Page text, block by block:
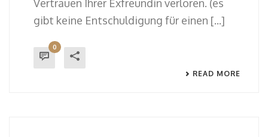
Vertrauen Ihrer Exfreundin verloren. (es
gibt keine Entschuldigung für einen [...]
0
READ MORE